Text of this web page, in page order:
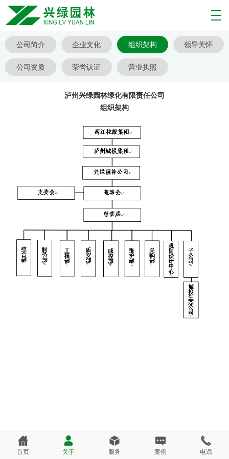
公司简介 企业文化 组织架构 领导关怀
公司资质 荣誉认证 营业执照
泸州兴绿园林绿化有限责任公司
组织架构
首页 关于 服务 案例 电话